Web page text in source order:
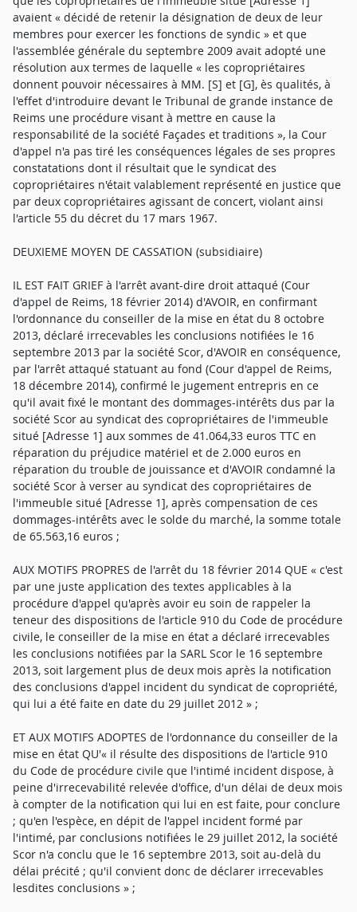
avaient « décidé de retenir la désignation de deux de leur
membres pour exercer les fonctions de syndic » et que
l'assemblée générale du septembre 2009 avait adopté une
résolution aux termes de laquelle « les copropriétaires
donnent pouvoir nécessaires à MM. [S] et [G], ès qualités, à
l'effet d'introduire devant le Tribunal de grande instance de
Reims une procédure visant à mettre en cause la
responsabilité de la société Façades et traditions », la Cour
d'appel n'a pas tiré les conséquences légales de ses propres
constatations dont il résultait que le syndicat des
copropriétaires n'était valablement représenté en justice que
par deux copropriétaires agissant de concert, violant ainsi
l'article 55 du décret du 17 mars 1967.
DEUXIEME MOYEN DE CASSATION (subsidiaire)
IL EST FAIT GRIEF à l'arrêt avant-dire droit attaqué (Cour
d'appel de Reims, 18 février 2014) d'AVOIR, en confirmant
l'ordonnance du conseiller de la mise en état du 8 octobre
2013, déclaré irrecevables les conclusions notifiées le 16
septembre 2013 par la société Scor, d'AVOIR en conséquence,
par l'arrêt attaqué statuant au fond (Cour d'appel de Reims,
18 décembre 2014), confirmé le jugement entrepris en ce
qu'il avait fixé le montant des dommages-intérêts dus par la
société Scor au syndicat des copropriétaires de l'immeuble
situé [Adresse 1] aux sommes de 41.064,33 euros TTC en
réparation du préjudice matériel et de 2.000 euros en
réparation du trouble de jouissance et d'AVOIR condamné la
société Scor à verser au syndicat des copropriétaires de
l'immeuble situé [Adresse 1], après compensation de ces
dommages-intérêts avec le solde du marché, la somme totale
de 65.563,16 euros ;
AUX MOTIFS PROPRES de l'arrêt du 18 février 2014 QUE « c'est
par une juste application des textes applicables à la
procédure d'appel qu'après avoir eu soin de rappeler la
teneur des dispositions de l'article 910 du Code de procédure
civile, le conseiller de la mise en état a déclaré irrecevables
les conclusions notifiées par la SARL Scor le 16 septembre
2013, soit largement plus de deux mois après la notification
des conclusions d'appel incident du syndicat de copropriété,
qui lui a été faite en date du 29 juillet 2012 » ;
ET AUX MOTIFS ADOPTES de l'ordonnance du conseiller de la
mise en état QU'« il résulte des dispositions de l'article 910
du Code de procédure civile que l'intimé incident dispose, à
peine d'irrecevabilité relevée d'office, d'un délai de deux mois
à compter de la notification qui lui en est faite, pour conclure
; qu'en l'espèce, en dépit de l'appel incident formé par
l'intimé, par conclusions notifiées le 29 juillet 2012, la société
Scor n'a conclu que le 16 septembre 2013, soit au-delà du
délai précité ; qu'il convient donc de déclarer irrecevables
lesdites conclusions » ;